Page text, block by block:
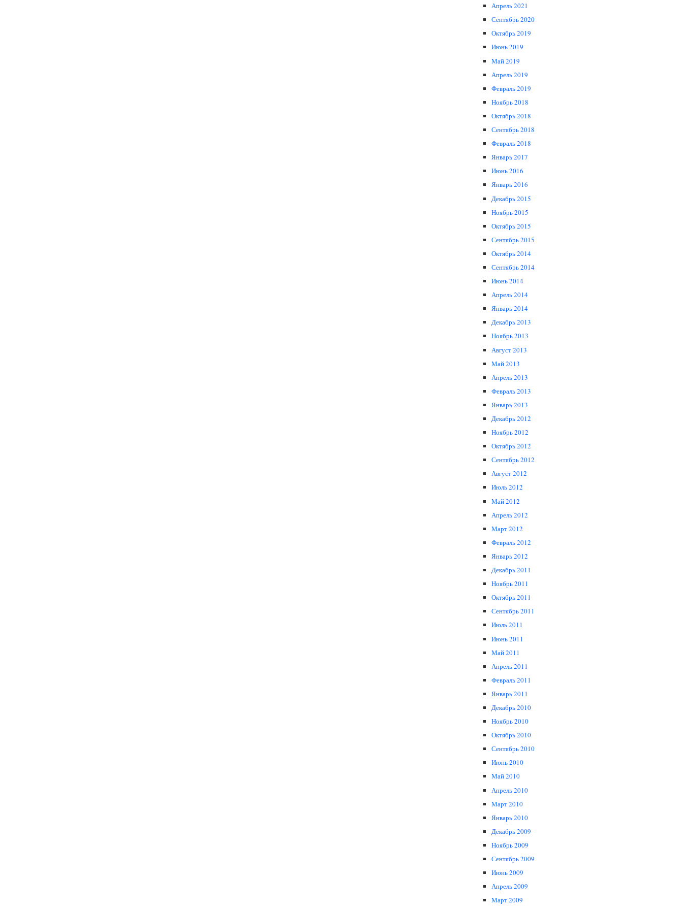
Апрель 2021
Сентябрь 2020
Октябрь 2019
Июнь 2019
Май 2019
Апрель 2019
Февраль 2019
Ноябрь 2018
Октябрь 2018
Сентябрь 2018
Февраль 2018
Январь 2017
Июнь 2016
Январь 2016
Декабрь 2015
Ноябрь 2015
Октябрь 2015
Сентябрь 2015
Октябрь 2014
Сентябрь 2014
Июнь 2014
Апрель 2014
Январь 2014
Декабрь 2013
Ноябрь 2013
Август 2013
Май 2013
Апрель 2013
Февраль 2013
Январь 2013
Декабрь 2012
Ноябрь 2012
Октябрь 2012
Сентябрь 2012
Август 2012
Июль 2012
Май 2012
Апрель 2012
Март 2012
Февраль 2012
Январь 2012
Декабрь 2011
Ноябрь 2011
Октябрь 2011
Сентябрь 2011
Июль 2011
Июнь 2011
Май 2011
Апрель 2011
Февраль 2011
Январь 2011
Декабрь 2010
Ноябрь 2010
Октябрь 2010
Сентябрь 2010
Июнь 2010
Май 2010
Апрель 2010
Март 2010
Январь 2010
Декабрь 2009
Ноябрь 2009
Сентябрь 2009
Июнь 2009
Апрель 2009
Март 2009